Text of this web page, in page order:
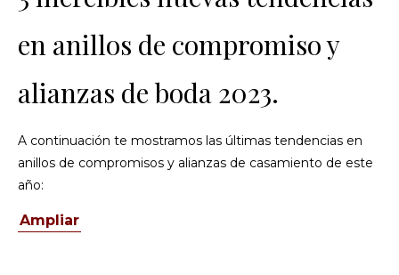
en anillos de compromiso y
alianzas de boda 2023.
A continuación te mostramos las últimas tendencias en
anillos de compromisos y alianzas de casamiento de este
año:
Ampliar